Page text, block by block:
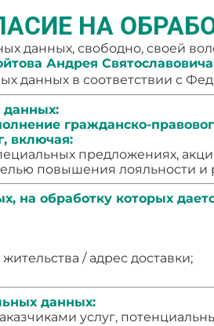
НА
данных, свободно, своей
Андрея
данных в соответствии с
данных:
гражданско-
включая:
предложениях,
повышения лояльности и
на обработку которых
/ адрес доставки;
данных:
услуг,